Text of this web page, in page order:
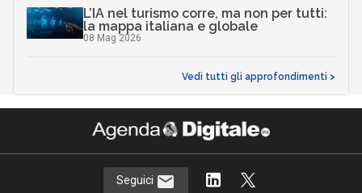
L’IA nel turismo corre, ma non per tutti:
la mappa italiana e globale
08 Mag 2026
Vedi tutti gli approfondimenti >
Seguici